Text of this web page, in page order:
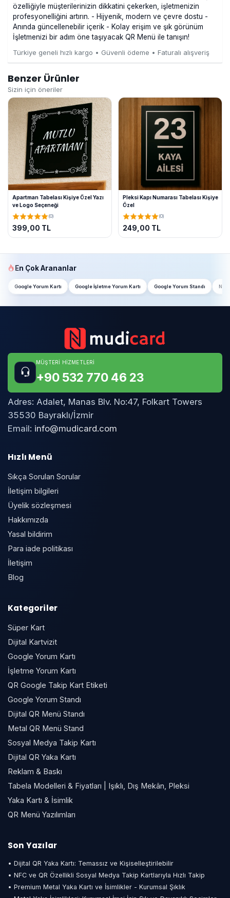
özelliğiyle müşterilerinizin dikkatini çekerken, işletmenizin
profesyonelliğini artırın. - Hijyenik, modern ve çevre dostu -
Anında güncellenebilir içerik - Kolay erişim ve şık görünüm
İşletmenizi bir adım öne taşıyacak QR Menü ile tanışın!
Türkiye geneli hızlı kargo • Güvenli ödeme • Faturalı alışveriş
Benzer Ürünler
Sizin için öneriler
Apartman Tabelası Kişiye Özel Yazı
ve Logo Seçeneği
(0)
399,00 TL
Pleksi Kapı Numarası Tabelası Kişiye
Özel
(0)
249,00 TL
En Çok Arananlar
Google Yorum Kartı Google İşletme Yorum Kartı Google Yorum Standı
MÜŞTERI HIZMETLERI
+90 532 770 46 23
Adres: Adalet, Manas Blv. No:47, Folkart Towers
35530 Bayraklı/İzmir
Email: info@mudicard.com
Hızlı Menü
Sıkça Sorulan Sorular
İletişim bilgileri
Üyelik sözleşmesi
Hakkımızda
Yasal bildirim
Para iade politikası
İletişim
Blog
Kategoriler
Süper Kart
Dijital Kartvizit
Google Yorum Kartı
İşletme Yorum Kartı
QR Google Takip Kart Etiketi
Google Yorum Standı
Dijital QR Menü Standı
Metal QR Menü Stand
Sosyal Medya Takip Kartı
Dijital QR Yaka Kartı
Reklam & Baskı
Tabela Modelleri & Fiyatları | Işıklı, Dış Mekân, Pleksi
Yaka Kartı & İsimlik
QR Menü Yazılımları
Son Yazılar
• Dijital QR Yaka Kartı: Temassız ve Kişiselleştirilebilir
• NFC ve QR Özellikli Sosyal Medya Takip Kartlarıyla Hızlı Takip
• Premium Metal Yaka Kartı ve İsimlikler - Kurumsal Şıklık